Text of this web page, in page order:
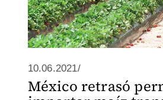
10.06.2021/
México retrasó